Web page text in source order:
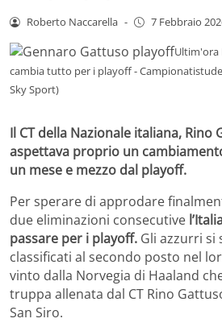
Roberto Naccarella - 7 Febbraio
Ultim'ora
cambia tutto per i playoff -
Sky Sport)
Il CT della Nazionale italiana, Rino
aspettava proprio un
un mese e mezzo dal playoff.
Per sperare di approdare
due eliminazioni consecutive
passare per i playoff. Gli azzurri si
classificati al secondo posto nel
vinto dalla Norvegia di Haaland
truppa allenata dal CT Rino
San Siro.